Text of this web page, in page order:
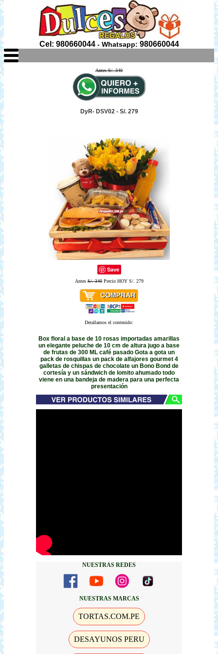
Cel: 980660044- Whatsapp: 980660044
Antes S/. 340
DyR- DSV02 - S/. 279
Save
AntesS/. 340Precio HOY S/. 279
Detallamos el contenido:
Box floral a base de 10 rosas importadas amarillas
un elegante peluche de 10 cm de altura jugo a base
de frutas de 300 ML café pasado Gota a gota un
pack de rosquillas un pack de alfajores gourmet 4
galletas de chispas de chocolate un Bono Bond de
cortesía y un sándwich de lomito ahumado todo
viene en una bandeja de madera para una perfecta
presentación
NUESTRAS REDES
NUESTRAS MARCAS
TORTAS.COM.PE
DESAYUNOS PERU